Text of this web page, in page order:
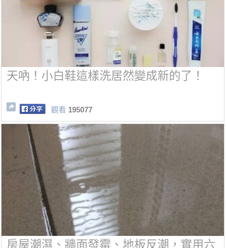
天吶！小白鞋這樣洗居然變成新的了！
觀看 195077
房屋潮濕、牆面發霉、地板反潮，實用六